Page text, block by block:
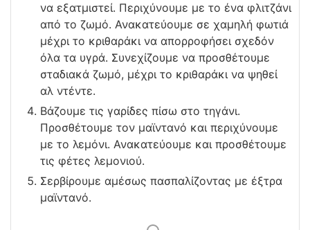
να εξατμιστεί. Περιχύνουμε με το ένα φλιτζάνι
από το ζωμό. Ανακατεύουμε σε χαμηλή φωτιά
μέχρι το κριθαράκι να απορροφήσει σχεδόν
όλα τα υγρά. Συνεχίζουμε να προσθέτουμε
σταδιακά ζωμό, μέχρι το κριθαράκι να ψηθεί
αλ ντέντε.
Βάζουμε τις γαρίδες πίσω στο τηγάνι.
Προσθέτουμε τον μαϊντανό και περιχύνουμε
με το λεμόνι. Ανακατεύουμε και προσθέτουμε
τις φέτες λεμονιού.
Σερβίρουμε αμέσως πασπαλίζοντας με έξτρα
μαϊντανό.